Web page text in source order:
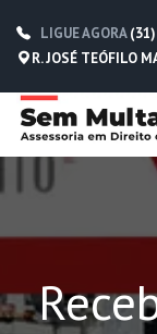
LIGUE AGORA
R. JOSÉ TEÓFILO